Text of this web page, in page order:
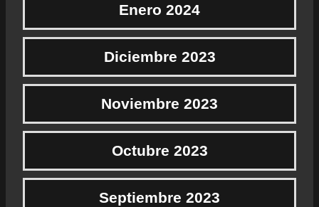
Enero 2024
Diciembre 2023
Noviembre 2023
Octubre 2023
Septiembre 2023